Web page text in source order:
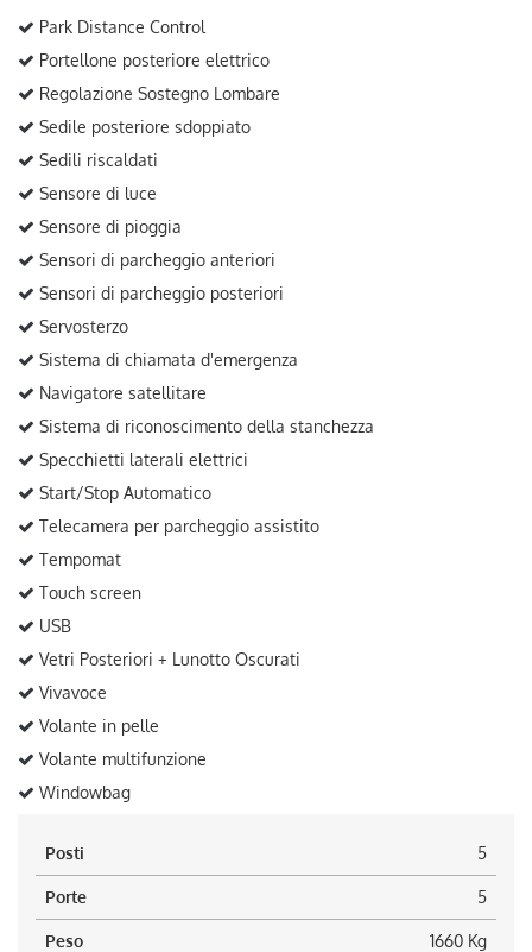
Park Distance Control
Portellone posteriore elettrico
Regolazione Sostegno Lombare
Sedile posteriore sdoppiato
Sedili riscaldati
Sensore di luce
Sensore di pioggia
Sensori di parcheggio anteriori
Sensori di parcheggio posteriori
Servosterzo
Sistema di chiamata d'emergenza
Navigatore satellitare
Sistema di riconoscimento della stanchezza
Specchietti laterali elettrici
Start/Stop Automatico
Telecamera per parcheggio assistito
Tempomat
Touch screen
USB
Vetri Posteriori + Lunotto Oscurati
Vivavoce
Volante in pelle
Volante multifunzione
Windowbag
Posti 5
Porte 5
Peso 1660 Kg